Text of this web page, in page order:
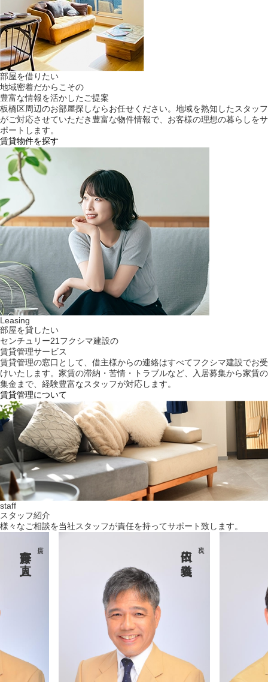
部屋を借りたい
地域密着だからこその
豊富な情報を活かしたご提案
板橋区周辺のお部屋探しならお任せください。地域を熟知したスタッフ
がご対応させていただき豊富な物件情報で、お客様の理想の暮らしをサ
ポートします。
賃貸物件を探す
Leasing
部屋を貸したい
センチュリー21フクシマ建設の
賃貸管理サービス
賃貸管理の窓口として、借主様からの連絡はすべてフクシマ建設でお受
けいたします。家賃の滞納・苦情・トラブルなど、入居募集から家賃の
集金まで、経験豊富なスタッフが対応します。
賃貸管理について
staff
スタッフ紹介
様々なご相談を当社スタッフが責任を持ってサポート致します。